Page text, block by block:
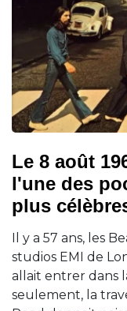
Le 8 août
l'une des
plus
Il y a 57 ans, les
studios EMI de
allait entrer dans
seulement, la